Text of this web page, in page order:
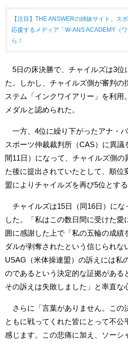
【注目】THE ANSWERの姉妹サイト、ス
応援するメディア「W-ANS ACADEMY（
ら！
5日の床決勝で、チャイルズは3位
た。しかし、チャイルズ側が審判の
ステム「インクワイアリー」を利用
メダルと認められた。
一方、4位に繰り下がったアナ・
スポーツ仲裁裁判所（CAS）に異
間11日）になって、チャイルズ側
た後に提出されていたとして、順位
盟によりチャイルズを再び5位とす
チャイルズは15日（同16日）にな
した。「私はこの数日間に受けた愛
囲に感謝した上で「私の五輪の成績
ダルが剥奪されたという信じられな
USAG（米体操連盟）の訴えには私
のであるという決定的な証拠がある
その訴えは失敗しました」と率直な
さらに「言葉がありません。この
ともに戦ってくれた皆にとって不公
感じます。この悲痛に加え、ソーシ